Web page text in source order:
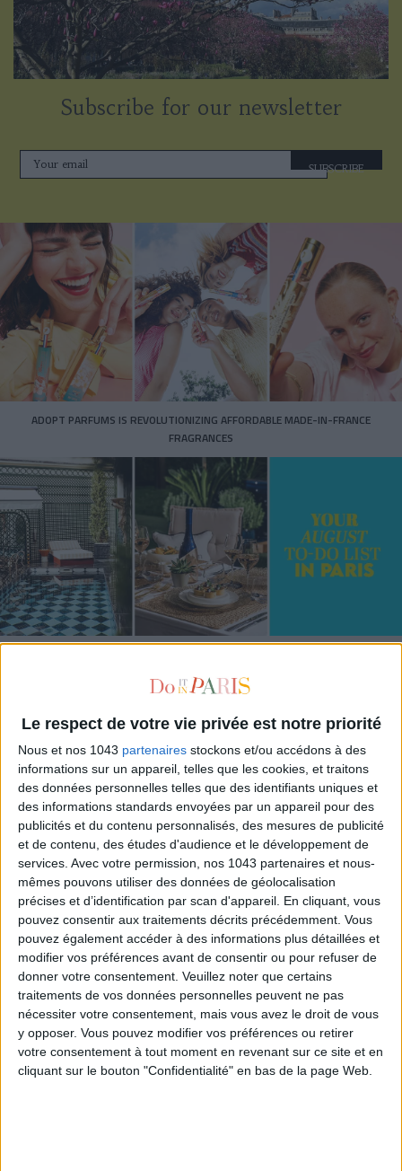
Le respect de votre vie privée est notre priorité
Nous et nos 1043 partenaires stockons et/ou accédons à des
informations sur un appareil, telles que les cookies, et traitons
des données personnelles telles que des identifiants uniques et
des informations standards envoyées par un appareil pour des
publicités et du contenu personnalisés, des mesures de publicité
et de contenu, des études d'audience et le développement de
services. Avec votre permission, nos 1043 partenaires et nous-
mêmes pouvons utiliser des données de géolocalisation
précises et d’identification par scan d'appareil. En cliquant, vous
pouvez consentir aux traitements décrits précédemment. Vous
pouvez également accéder à des informations plus détaillées et
modifier vos préférences avant de consentir ou pour refuser de
donner votre consentement. Veuillez noter que certains
traitements de vos données personnelles peuvent ne pas
nécessiter votre consentement, mais vous avez le droit de vous
y opposer. Vous pouvez modifier vos préférences ou retirer
votre consentement à tout moment en revenant sur ce site et en
cliquant sur le bouton "Confidentialité" en bas de la page Web.
Subscribe for our newsletter
SUBSCRIBE
ADOPT PARFUMS IS REVOLUTIONIZING AFFORDABLE MADE-IN-FRANCE
FRAGRANCES
SPF 50 SUNSCREENS YOU'LL ACTUALLY WANT TO SLATHER ON